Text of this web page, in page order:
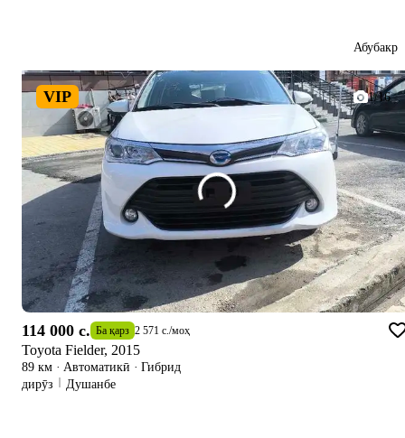
Абубакр
VIP 1/16
114 000 c. Ба қарз 2 571 c./моҳ
Toyota Fielder, 2015
89 км · Автоматикӣ · Гибрид
дирӯз
Душанбе